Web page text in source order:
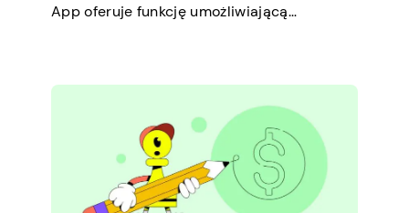
App oferuje funkcję umożliwiającą
jak działa pożyczka oraz co możesz zrobić,